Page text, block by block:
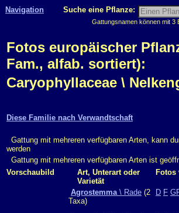
Navigation Suche eine Pflanze:
Gattungsnamen können mit 3
Fotos europäischer
Fam., alfab. sortiert):
Caryophyllaceae \
Diese Familie nach Verwandtschaft
Gattung mit mehreren verfügbaren Arten, kann
werden
Gattung mit mehreren verfügbaren Arten ist
Vorschaubild
Art, Unterart oder
Varietät
Fotos
Agrostemma\ Rade (2
Taxa)
D F